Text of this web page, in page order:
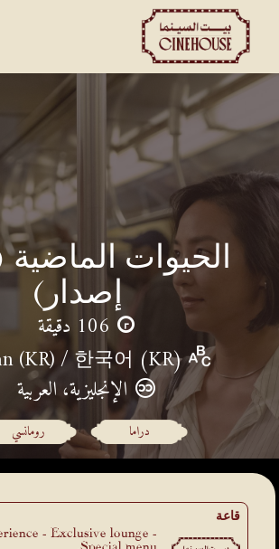
الحيوات الماضية
إصدار)
106 دقيقة
(KR) / 한국어 (KR)
الإنجليزية، العربية
دراما رومانسي
قاعة
- Exclusive lounge -
Special menu.